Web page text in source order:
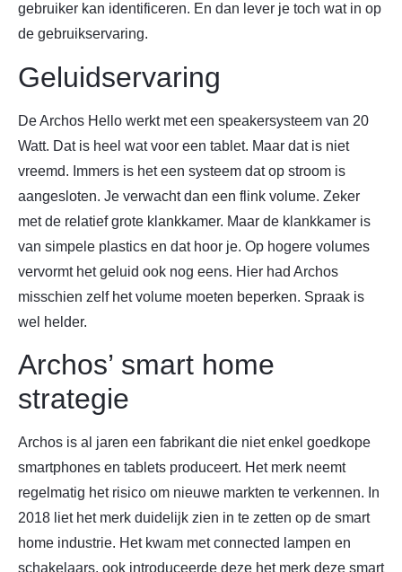
gebruiker kan identificeren. En dan lever je toch wat in op
de gebruikservaring.
Geluidservaring
De Archos Hello werkt met een speakersysteem van 20
Watt. Dat is heel wat voor een tablet. Maar dat is niet
vreemd. Immers is het een systeem dat op stroom is
aangesloten. Je verwacht dan een flink volume. Zeker
met de relatief grote klankkamer. Maar de klankkamer is
van simpele plastics en dat hoor je. Op hogere volumes
vervormt het geluid ook nog eens. Hier had Archos
misschien zelf het volume moeten beperken. Spraak is
wel helder.
Archos’ smart home
strategie
Archos is al jaren een fabrikant die niet enkel goedkope
smartphones en tablets produceert. Het merk neemt
regelmatig het risico om nieuwe markten te verkennen. In
2018 liet het merk duidelijk zien in te zetten op de smart
home industrie. Het kwam met connected lampen en
schakelaars. ook introduceerde deze het merk deze smart